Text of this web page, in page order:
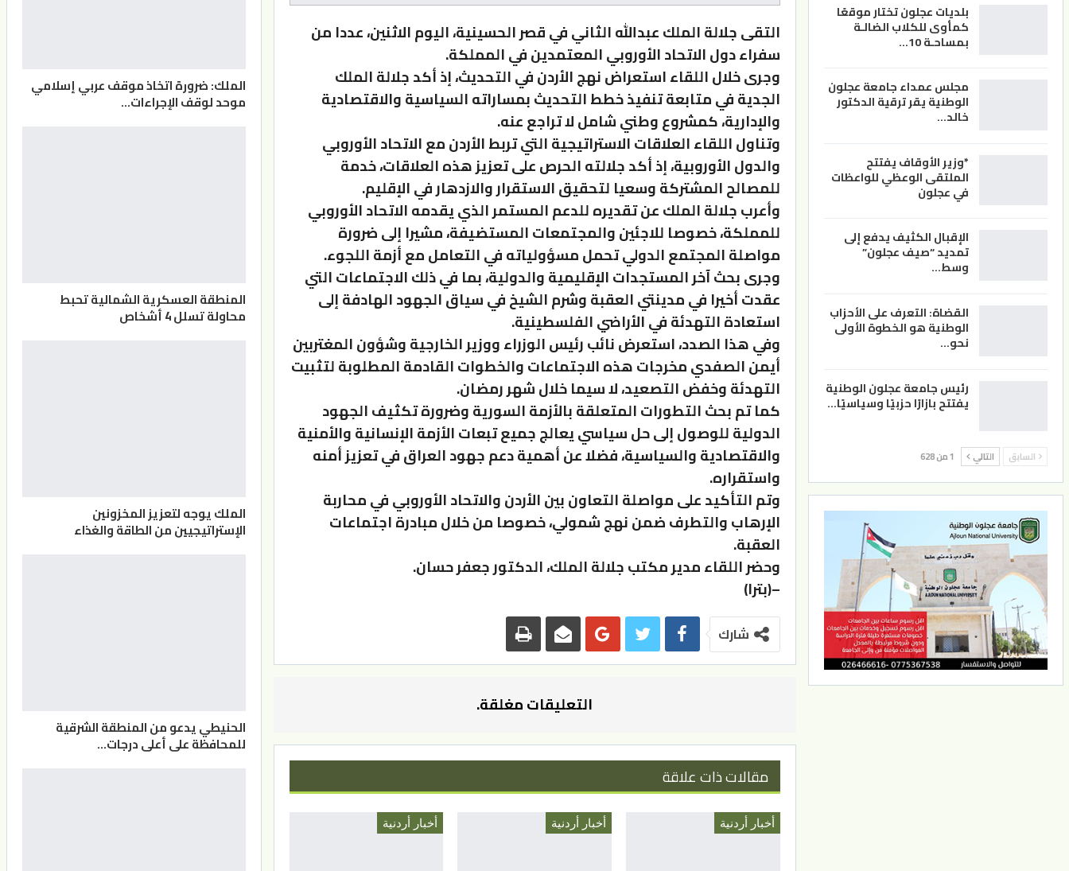
التقى جلالة الملك عبدالله الثاني في قصر الحسينية، اليوم الاثنين، عددا من
سفراء دول الاتحاد الأوروبي المعتمدين في المملكة.
وجرى خلال اللقاء استعراض نهج الأردن في التحديث، إذ أكد جلالة الملك
الجدية في متابعة تنفيذ خطط التحديث بمساراته السياسية والاقتصادية
والإدارية، كمشروع وطني شامل لا تراجع عنه.
وتناول اللقاء العلاقات الاستراتيجية التي تربط الأردن مع الاتحاد الأوروبي
والدول الأوروبية، إذ أكد جلالته الحرص على تعزيز هذه العلاقات، خدمة
للمصالح المشتركة وسعيا لتحقيق الاستقرار والازدهار في الإقليم.
وأعرب جلالة الملك عن تقديره للدعم المستمر الذي يقدمه الاتحاد الأوروبي
للمملكة، خصوصا للاجئين والمجتمعات المستضيفة، مشيرا إلى ضرورة
مواصلة المجتمع الدولي تحمل مسؤولياته في التعامل مع أزمة اللجوء.
وجرى بحث آخر المستجدات الإقليمية والدولية، بما في ذلك الاجتماعات التي
عقدت أخيرا في مدينتي العقبة وشرم الشيخ في سياق الجهود الهادفة إلى
استعادة التهدئة في الأراضي الفلسطينية.
وفي هذا الصدد، استعرض نائب رئيس الوزراء ووزير الخارجية وشؤون المغتربين
أيمن الصفدي مخرجات هذه الاجتماعات والخطوات القادمة المطلوبة لتثبيت
التهدئة وخفض التصعيد، لا سيما خلال شهر رمضان.
كما تم بحث التطورات المتعلقة بالأزمة السورية وضرورة تكثيف الجهود
الدولية للوصول إلى حل سياسي يعالج جميع تبعات الأزمة الإنسانية والأمنية
والاقتصادية والسياسية، فضلا عن أهمية دعم جهود العراق في تعزيز أمنه
واستقراره.
وتم التأكيد على مواصلة التعاون بين الأردن والاتحاد الأوروبي في محاربة
الإرهاب والتطرف ضمن نهج شمولي، خصوصا من خلال مبادرة اجتماعات
العقبة.
وحضر اللقاء مدير مكتب جلالة الملك، الدكتور جعفر حسان.
–(بترا)
شارك
التعليقات مغلقة.
مقالات ذات علاقة
أخبار أردنية أخبار أردنية أخبار أردنية
بلديات عجلون تختار موقعًا
كمأوى للكلاب الضالـة
بمساحـة 10…
مجلس عمداء جامعة عجلون
الوطنية يقر ترقية الدكتور
خالد…
*وزير الأوقاف يفتتح
الملتقى الوعظي للواعظات
في عجلون
الإقبال الكثيف يدفع إلى
تمديد “صيف عجلون”
وسط…
القضاة: التعرف على الأحزاب
الوطنية هو الخطوة الأولى
نحو…
رئيس جامعة عجلون الوطنية
يفتتح بازارًا حزبيًا وسياسيًا…
السابق التالي 1 من 628
الملك: ضرورة اتخاذ موقف عربي إسلامي
موحد لوقف الإجراءات…
المنطقة العسكرية الشمالية تحبط
محاولة تسلل 4 أشخاص
الملك يوجه لتعزيز المخزونين
الإستراتيجيين من الطاقة والغذاء
الحنيطي يدعو من المنطقة الشرقية
للمحافظة على أعلى درجات…